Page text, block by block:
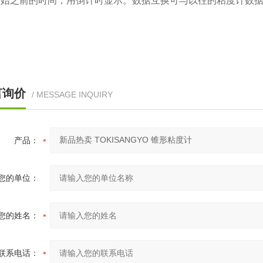
询价 / MESSAGE INQUIRY
产品：
的单位：
的姓名：
系电话：